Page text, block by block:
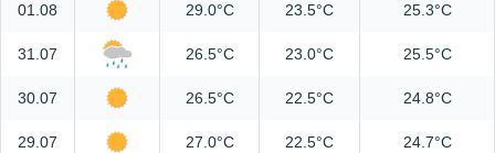
01.08 29.0°C 23.5°C 25.3°C
31.07 26.5°C 23.0°C 25.5°C
30.07 26.5°C 22.5°C 24.8°C
29.07 27.0°C 22.5°C 24.7°C